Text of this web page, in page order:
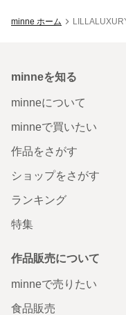
minne ホーム
minneを知る
minneについて
minneで買いたい
作品をさがす
ショップをさがす
ランキング
特集
作品販売について
minneで売りたい
食品販売